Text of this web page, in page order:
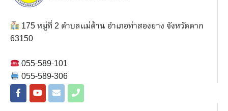
175 หมู่ที่ 2 ตำบลแม่ต้าน อำเภอท่าสองยาง จังหวัดตาก
63150
055-589-101
055-589-306